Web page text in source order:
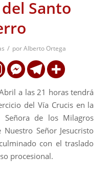
Santo
/ porAlberto Ortega
a las 21 horas tendrá
del Vía Crucis en la
Señora de los Milagros
Señor Jesucristo
con el traslado
procesional.